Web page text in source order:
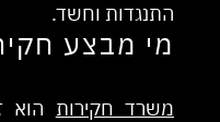
התנגדות וחשד.
מי מבצע
משרד חקירות הוא